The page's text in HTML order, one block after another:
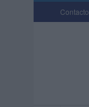
Contacto